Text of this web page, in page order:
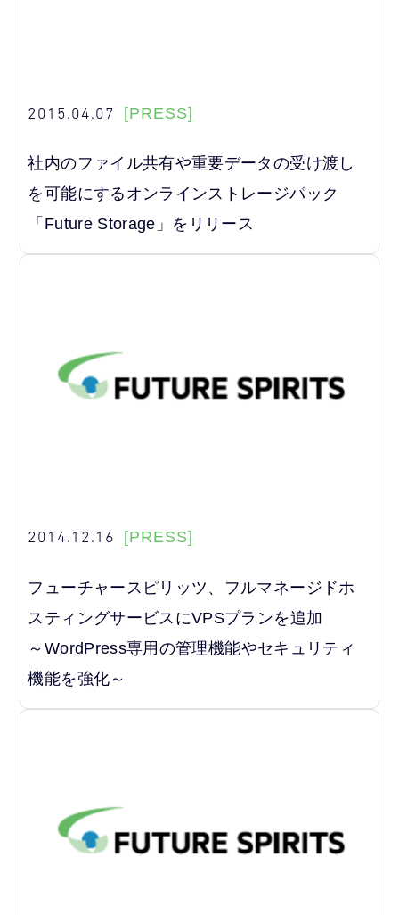
2015.04.07 [PRESS]
社内のファイル共有や重要データの受け渡し
を可能にするオンラインストレージパック
「Future Storage」をリリース
2014.12.16 [PRESS]
フューチャースピリッツ、フルマネージドホ
スティングサービスにVPSプランを追加
～WordPress専用の管理機能やセキュリティ
機能を強化～